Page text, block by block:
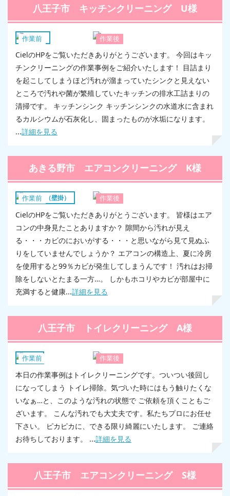
八王子市 キッチンクリーニング U様
作業前 作業後
キッチン
CielのHPをご覧いただきありがとうございます。 今回はキッ
チンクリーニングの作業事例をご紹介いたします！ 目詰まり
を起こしてしまうほど汚れが溜まっていたシンクと見えない
ところで汚れや菌が繁殖していたキッチンの排水工詰まりの
清掃です。 キッチンシンク キッチンシンクの水道水に含まれ
るカルシウムが石灰化し、固まったものが水垢になります。
...詳細を見る
あきる野市 エアコンクリーニング K様
作業前 作業後
エアコン（壁掛）
CielのHPをご覧いただきありがとうございます。 皆様はエア
コンの中身見たことありますか？ 隙間から汚れが見え
る・・・カビのにおいがする・・・と思いながら見て見ぬふ
りをしていませんでしょうか？ エアコンの構造上、夏に冷房
を使用すると99％カビが発生してしまうんです！ 汚れはお掃
除をしないとたまる一方…。 しかもホコリやカビが部屋中に
充満すると健康...詳細を見る
八王子市 トイレクリーニング A様
作業前 作業後
トイレ
本日の作業事例はトイレクリーニングです。ついつい後回し
になってしまう トイレ掃除。気づいた時にはもう触りたくな
いなぁ…と、このような汚れの状態で ご依頼を頂くこともご
ざいます。 こんな汚れでも大丈夫です。私たちプロにお任せ
下さい。 ピカピカに、できる限り綺麗にいたします。 ご連絡
お待ちしております。 ...詳細を見る
八王子市 エアコンクリーニング S様